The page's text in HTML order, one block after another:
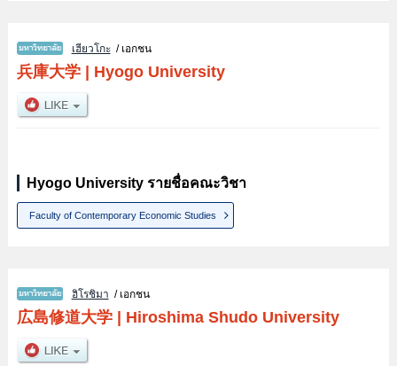
เฮียวโกะ/ เอกชน
兵庫大学| Hyogo University
Hyogo University รายชื่อคณะวิชา
Faculty of Contemporary Economic Studies
ฮิโรชิมา / เอกชน
広島修道大学| Hiroshima Shudo University